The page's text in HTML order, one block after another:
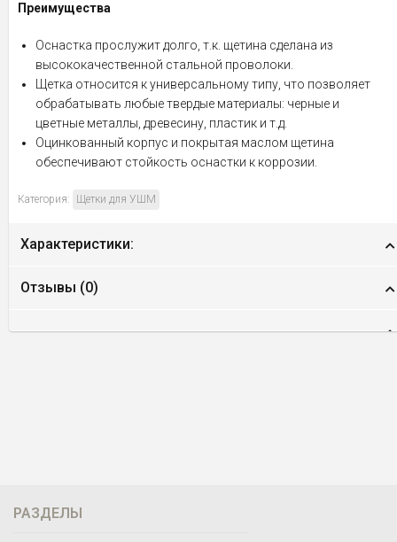
Преимущества
Оснастка прослужит долго, т.к. щетина сделана из
высококачественной стальной проволоки.
Щетка относится к универсальному типу, что позволяет
обрабатывать любые твердые материалы: черные и
цветные металлы, древесину, пластик и т.д.
Оцинкованный корпус и покрытая маслом щетина
обеспечивают стойкость оснастки к коррозии.
Категория: Щетки для УШМ
Характеристики:
Отзывы (0)
РАЗДЕЛЫ